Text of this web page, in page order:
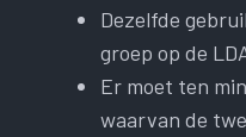
Dezelfde
groep op de
Er moet ten
waarvan de